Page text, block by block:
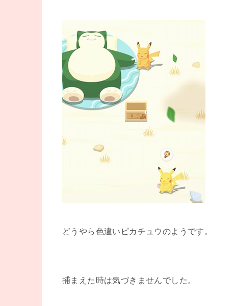
どうやら色違いピカチュウのようです。
捕まえた時は気づきませんでした。